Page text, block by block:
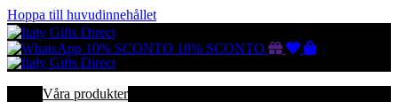
Hoppa till huvudinnehållet
10% SCONTO 10% SCONTO Gutscheine
Wunschliste
Warenkorb
Våra produkter